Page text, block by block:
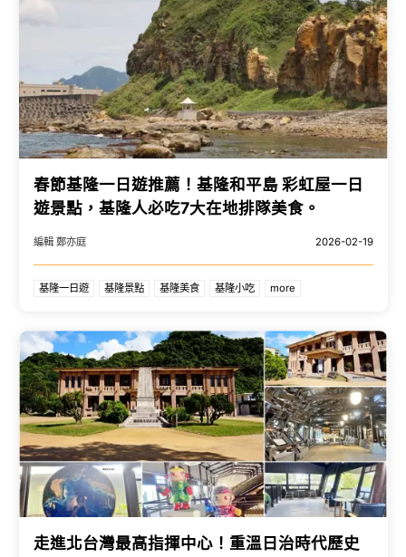
春節基隆一日遊推薦！基隆和平島 彩虹屋一日
遊景點，基隆人必吃7大在地排隊美食。
編輯 鄭亦庭 2026-02-19
基隆一日遊 基隆景點 基隆美食 基隆小吃 more
走進北台灣最高指揮中心！重溫日治時代歷史